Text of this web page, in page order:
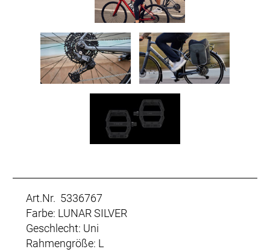
Art.Nr. 5336767
Farbe: LUNAR SILVER
Geschlecht: Uni
Rahmengröße: L